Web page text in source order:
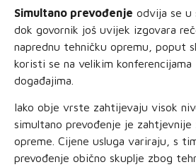
Simultano prevođenje odvija se u
dok govornik još uvijek izgovara
naprednu tehničku opremu, poput
koristi se na velikim konferencijama
događajima.
Iako obje vrste zahtijevaju visok
simultano prevođenje je zahtjevnije
opreme. Cijene usluga variraju, s
prevođenje obično skuplje zbog